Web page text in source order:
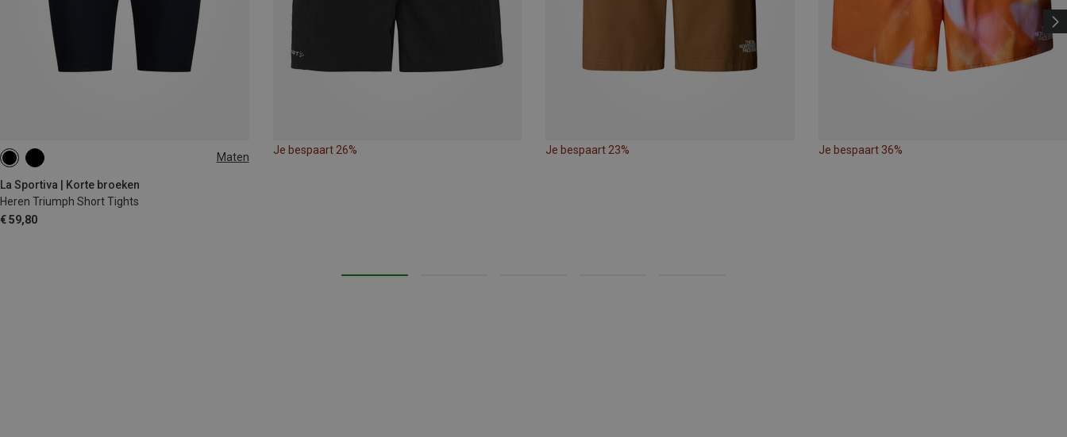
Maten
La Sportiva | Korte broeken
Heren Triumph Short Tights
€ 59,80
S M
Je bespaart 26% Je bespaart 23% Je bespaart 36%